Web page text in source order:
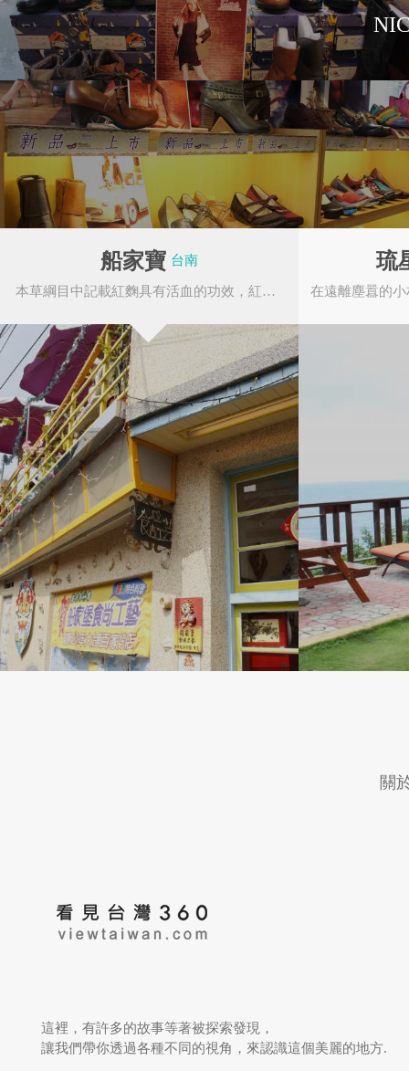
三軍總醫院 國軍歷史文物館
NU SKIN 如新 寶島鐘錶
金門民宿旅遊發展
協會
台北市重南書街促
進會
皮,擁有獨特風味,講
如藝術班讓人忍不住
Kimo德國手工氣墊
質的天然皮革，並採
依造人體工學時尚流
族及消費者能夠搭配
適度。
船家寶 台南
本草綱目中記載紅麴具有活血的功效，紅麴乃製自紹興酒的酒糟，主要由紅曲米中的紅麴菌釀製
琉
關
這裡，有許多的故事等著被探索發現，
讓我們帶你透過各種不同的視角，來認識這個美麗的地方.